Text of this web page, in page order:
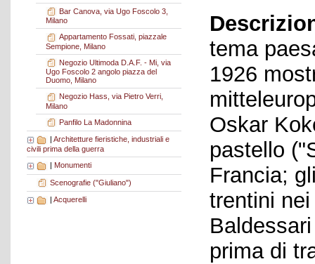
Bar Canova, via Ugo Foscolo 3,
Milano
Appartamento Fossati, piazzale
Sempione, Milano
Negozio Ultimoda D.A.F. - Mi, via
Ugo Foscolo 2 angolo piazza del
Duomo, Milano
Negozio Hass, via Pietro Verri,
Milano
Panfilo La Madonnina
Architetture fieristiche, industriali e
civili prima della guerra
| Monumenti
Scenografie ("Giuliano")
| Acquerelli
tema
1926
Oskar
pastello
Francia;
trentini
prima di